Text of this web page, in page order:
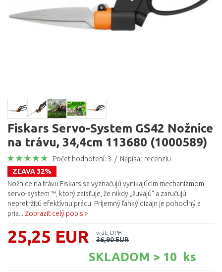
Fiskars Servo-System GS42 Nožnice
na trávu, 34,4cm 113680 (1000589)
Počet hodnotení: 3 / Napísať recenziu
ZĽAVA 32%
Nožnice na trávu Fiskars sa vyznačujú vynikajúcim mechanizmom
servo-system ™, ktorý zaisťuje, že nikdy „žuvajú“ a zaručujú
nepretržitú efektívnu prácu. Príjemný ľahký dizajn je pohodlný a
pria... Zobraziť celý popis »
25,25 EUR vrát. DPH
36,90 EUR
SKLADOM > 10 ks